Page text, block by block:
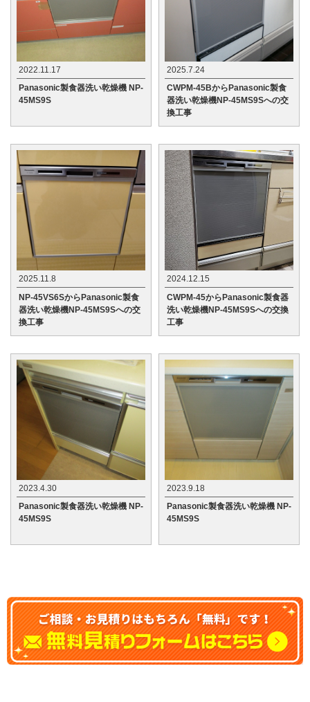
2022.11.17
Panasonic製食器洗い乾燥機 NP-
45MS9S
2025.7.24
CWPM-45BからPanasonic製食
器洗い乾燥機NP-45MS9Sへの交
換工事
2025.11.8
NP-45VS6SからPanasonic製食
器洗い乾燥機NP-45MS9Sへの交
換工事
2024.12.15
CWPM-45からPanasonic製食器
洗い乾燥機NP-45MS9Sへの交換
工事
2023.4.30
Panasonic製食器洗い乾燥機 NP-
45MS9S
2023.9.18
Panasonic製食器洗い乾燥機 NP-
45MS9S